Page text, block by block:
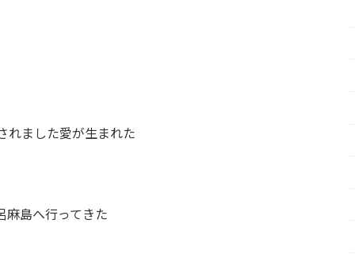
れました愛が生まれた
麻島へ行ってきた